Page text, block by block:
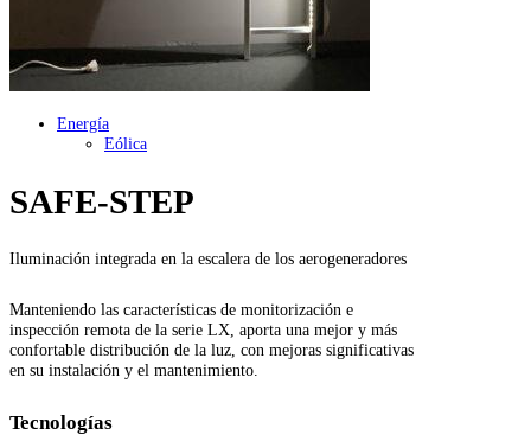
Energía
Eólica
SAFE-STEP
Iluminación integrada en la escalera de los aerogeneradores
Manteniendo las características de monitorización e
inspección remota de la serie LX, aporta una mejor y más
confortable distribución de la luz, con mejoras significativas
en su instalación y el mantenimiento.
Tecnologías